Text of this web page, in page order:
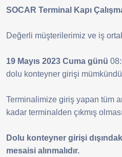
SOCAR Terminal Kapı
Değerli müşterilerimiz ve iş
19 Mayıs 2023 Cuma günü
dolu konteyner girişi
Terminalimize giriş yapan tüm
kadar terminalden çıkmış
Dolu konteyner girişi
mesaisi alınmalıdır.